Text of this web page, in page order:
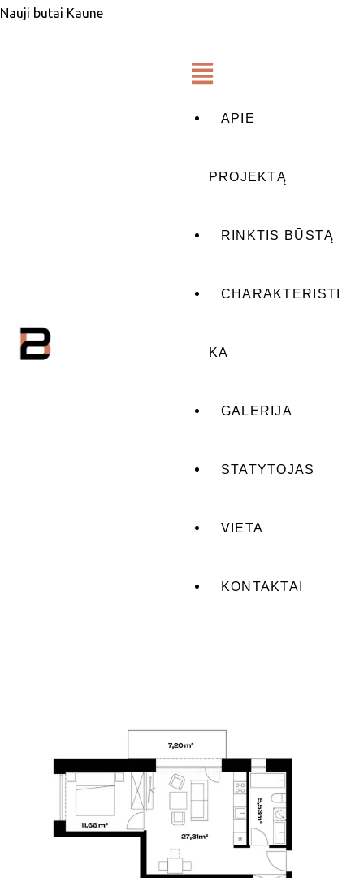
Nauji butai Kaune
APIE
PROJEKTĄ
RINKTIS BŪSTĄ
CHARAKTERISTI
KA
GALERIJA
STATYTOJAS
VIETA
KONTAKTAI